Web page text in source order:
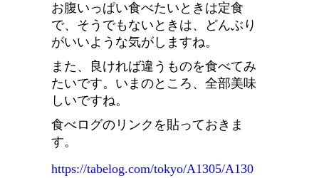
お腹いっぱい食べたいときは定食
で、そうでもないときは、どんぶり
がいいような気がしますね。
また、良ければ違うものを食べてみ
たいです。いまのところ、全部美味
しいですね。
食べログのリンクを貼っておきま
す。
https://tabelog.com/tokyo/A1305/A130